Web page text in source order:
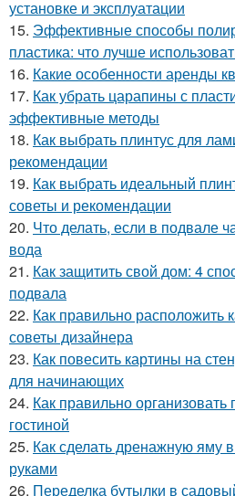
установке и эксплуатации
15. Эффективные способы
пластика: что лучше
16. Какие особенности аренды
17. Как убрать царапины с
эффективные методы
18. Как выбрать плинтус для
рекомендации
19. Как выбрать идеальный
советы и рекомендации
20. Что делать, если в подвале
вода
21. Как защитить свой дом: 4
подвала
22. Как правильно расположить
советы дизайнера
23. Как повесить картины на
для начинающих
24. Как правильно
гостиной
25. Как сделать дренажную яму
руками
26. Переделка бутылки в